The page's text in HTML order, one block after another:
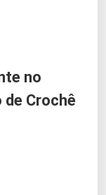
no
Crochê